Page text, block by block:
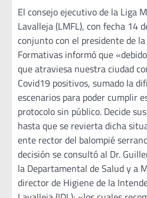
El consejo ejecutivo de la Liga
Lavalleja (LMFL), con fecha 14
conjunto con el presidente de
Formativas informó que
que atraviesa nuestra ciudad
Covid19 positivos, sumado la
escenarios para poder cumplir
protocolo sin público. Decide
hasta que se revierta dicha
ente rector del balompié
decisión se consultó al Dr.
la Departamental de Salud y a
director de Higiene de la